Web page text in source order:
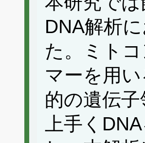
DNA解析
た。ミト
マーを用
的の遺伝
上手く